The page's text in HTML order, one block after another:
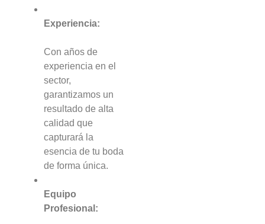
Experiencia:
Con años de
experiencia en el
sector,
garantizamos un
resultado de alta
calidad que
capturará la
esencia de tu boda
de forma única.
Equipo
Profesional: